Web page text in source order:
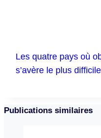
Les quatre pays où
s’avère le plus difficile
Publications similaires